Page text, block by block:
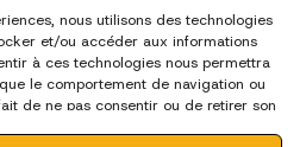
nous utilisons des technologies
et/ou accéder aux informations
à ces technologies nous permettra
le comportement de navigation ou
de ne pas consentir ou de retirer son